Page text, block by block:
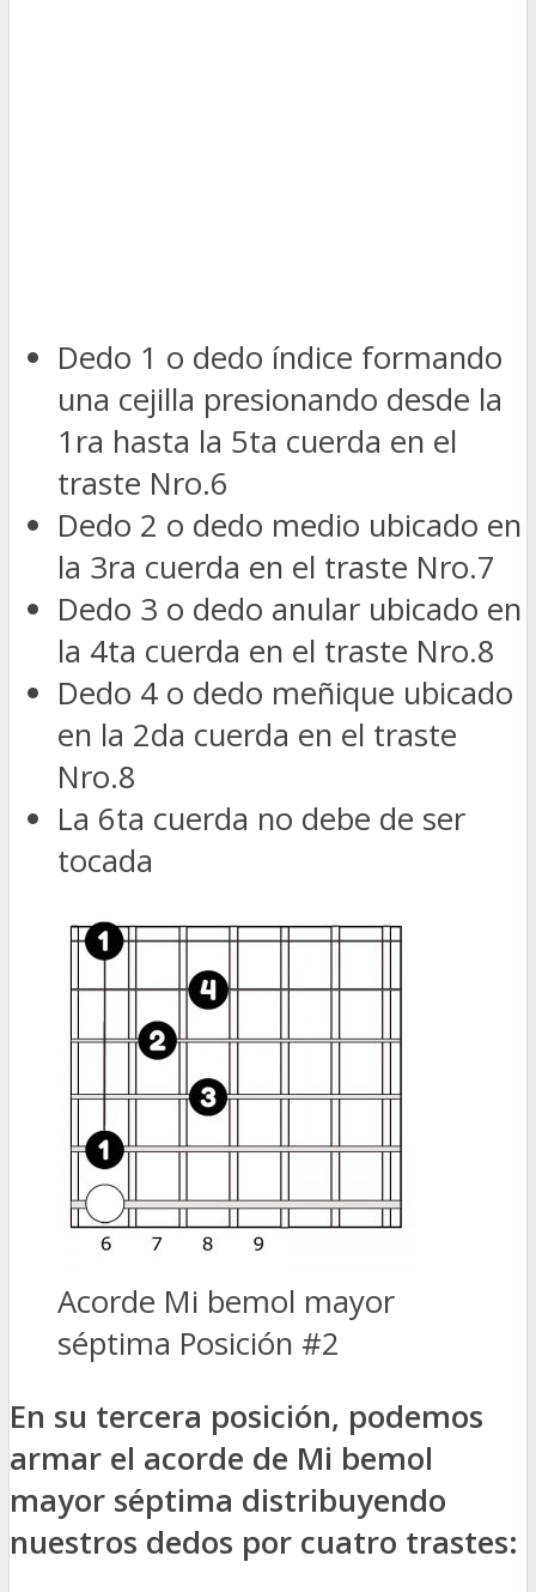
Dedo 1 o dedo índice formando
una cejilla presionando desde la
1ra hasta la 5ta cuerda en el
traste Nro.6
Dedo 2 o dedo medio ubicado en
la 3ra cuerda en el traste Nro.7
Dedo 3 o dedo anular ubicado en
la 4ta cuerda en el traste Nro.8
Dedo 4 o dedo meñique ubicado
en la 2da cuerda en el traste
Nro.8
La 6ta cuerda no debe de ser
tocada
Acorde Mi bemol mayor
séptima Posición #2
En su tercera posición, podemos
armar el acorde de Mi bemol
mayor séptima distribuyendo
nuestros dedos por cuatro trastes: